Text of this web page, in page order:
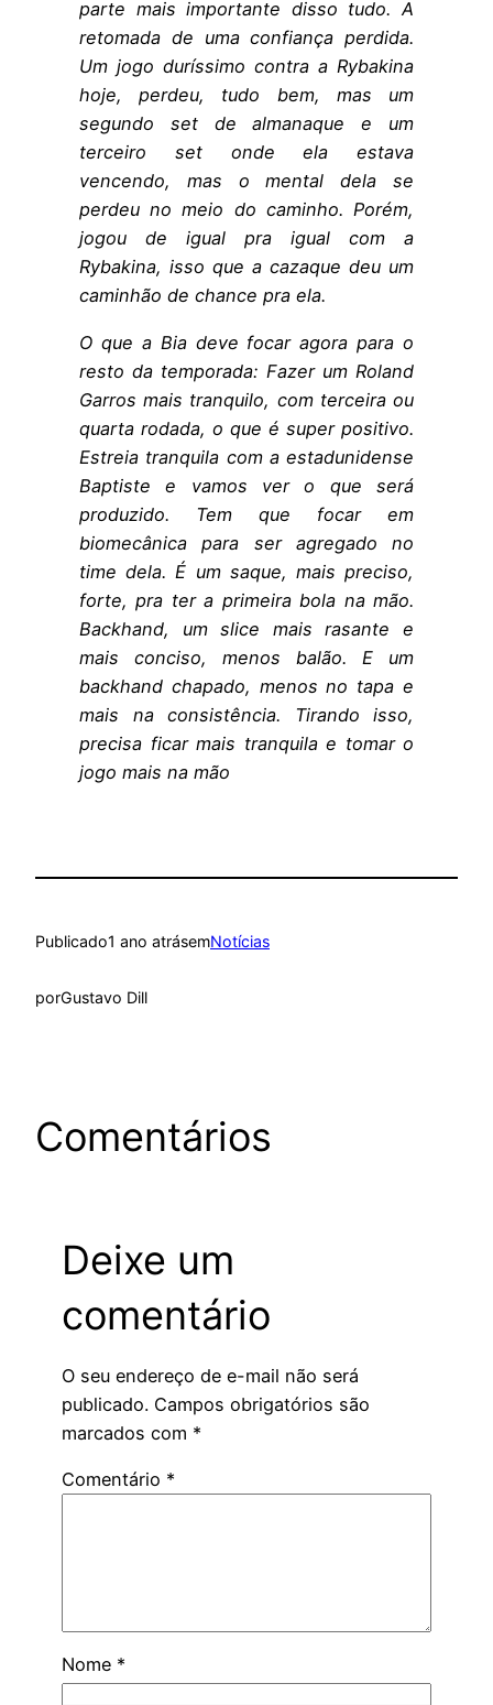
parte mais importante disso tudo. A
retomada de uma confiança perdida.
Um jogo duríssimo contra a Rybakina
hoje, perdeu, tudo bem, mas um
segundo set de almanaque e um
terceiro set onde ela estava
vencendo, mas o mental dela se
perdeu no meio do caminho. Porém,
jogou de igual pra igual com a
Rybakina, isso que a cazaque deu um
caminhão de chance pra ela.
O que a Bia deve focar agora para o
resto da temporada: Fazer um Roland
Garros mais tranquilo, com terceira ou
quarta rodada, o que é super positivo.
Estreia tranquila com a estadunidense
Baptiste e vamos ver o que será
produzido. Tem que focar em
biomecânica para ser agregado no
time dela. É um saque, mais preciso,
forte, pra ter a primeira bola na mão.
Backhand, um slice mais rasante e
mais conciso, menos balão. E um
backhand chapado, menos no tapa e
mais na consistência. Tirando isso,
precisa ficar mais tranquila e tomar o
jogo mais na mão
Publicado1 ano atrásemNotícias
porGustavo Dill
Comentários
Deixe um
comentário
O seu endereço de e-mail não será
publicado. Campos obrigatórios são
marcados com *
Comentário *
Nome *